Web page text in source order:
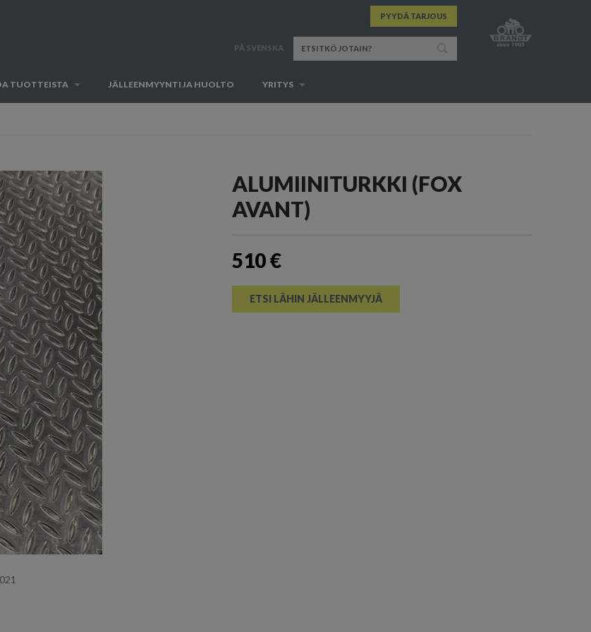
PYYDÄ TARJOUS
PÅ SVENSKA
TUOTTEISTA JÄLLEENMYYNTI JA HUOLTO YRITYS
ALUMIINITURKKI (FOX
AVANT)
510 €
ETSI LÄHIN JÄLLEENMYYJÄ